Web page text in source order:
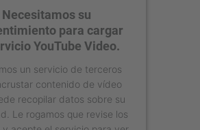
Necesitamos su
para cargar
YouTube Video.
un servicio de terceros
contenido de vídeo
recopilar datos sobre su
Le rogamos que revise los